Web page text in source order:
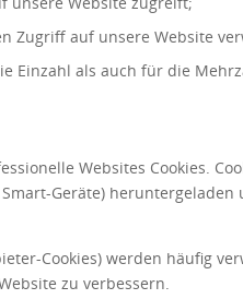
Zugriff auf unsere Website
Einzahl als auch für die
Websites Cookies.
Geräte)
Cookies) werden häufig
zu verbessern.